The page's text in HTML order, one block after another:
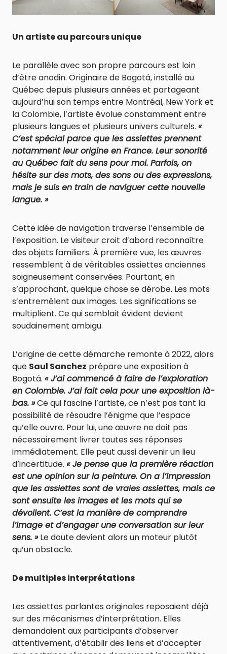
Un artiste au parcours unique
Le parallèle avec son propre parcours est loin
d’être anodin. Originaire de Bogotá, installé au
Québec depuis plusieurs années et partageant
aujourd’hui son temps entre Montréal, New York et
la Colombie, l’artiste évolue constamment entre
plusieurs langues et plusieurs univers culturels. «
C’est spécial parce que les assiettes prennent
notamment leur origine en France. Leur sonorité
au Québec fait du sens pour moi. Parfois, on
hésite sur des mots, des sons ou des expressions,
mais je suis en train de naviguer cette nouvelle
langue. »
Cette idée de navigation traverse l’ensemble de
l’exposition. Le visiteur croit d’abord reconnaître
des objets familiers. À première vue, les œuvres
ressemblent à de véritables assiettes anciennes
soigneusement conservées. Pourtant, en
s’approchant, quelque chose se dérobe. Les mots
s’entremêlent aux images. Les significations se
multiplient. Ce qui semblait évident devient
soudainement ambigu.
L’origine de cette démarche remonte à 2022, alors
que Saul Sanchez prépare une exposition à
Bogotá. « J’ai commencé à faire de l’exploration
en Colombie. J’ai fait cela pour une exposition là-
bas. »Ce qui fascine l’artiste, ce n’est pas tant la
possibilité de résoudre l’énigme que l’espace
qu’elle ouvre. Pour lui, une œuvre ne doit pas
nécessairement livrer toutes ses réponses
immédiatement. Elle peut aussi devenir un lieu
d’incertitude. « Je pense que la première réaction
est une opinion sur la peinture. On a l’impression
que les assiettes sont de vraies assiettes, mais ce
sont ensuite les images et les mots qui se
dévoilent. C’est la manière de comprendre
l’image et d’engager une conversation sur leur
sens. »Le doute devient alors un moteur plutôt
qu’un obstacle.
De multiples interprétations
Les assiettes parlantes originales reposaient déjà
sur des mécanismes d’interprétation. Elles
demandaient aux participants d’observer
attentivement, d’établir des liens et d’accepter